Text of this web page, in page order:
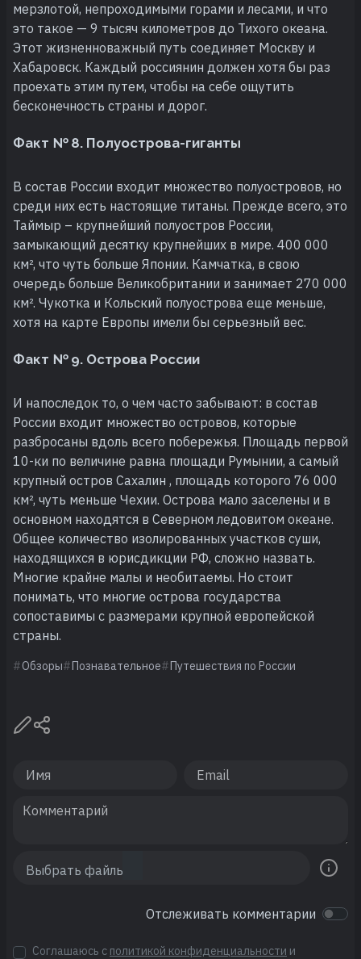
мерзлотой, непроходимыми горами и лесами, и что
это такое — 9 тысяч километров до Тихого океана.
Этот жизненноважный путь соединяет Москву и
Хабаровск. Каждый россиянин должен хотя бы раз
проехать этим путем, чтобы на себе ощутить
бесконечность страны и дорог.
Факт № 8. Полуострова-гиганты
В состав России входит множество полуостровов, но
среди них есть настоящие титаны. Прежде всего, это
Таймыр – крупнейший полуостров России,
замыкающий десятку крупнейших в мире. 400 000
км², что чуть больше Японии. Камчатка, в свою
очередь больше Великобритании и занимает 270 000
км². Чукотка и Кольский полуострова еще меньше,
хотя на карте Европы имели бы серьезный вес.
Факт № 9. Острова России
И напоследок то, о чем часто забывают: в состав
России входит множество островов, которые
разбросаны вдоль всего побережья. Площадь первой
10-ки по величине равна площади Румынии, а самый
крупный остров Сахалин , площадь которого 76 000
км², чуть меньше Чехии. Острова мало заселены и в
основном находятся в Северном ледовитом океане.
Общее количество изолированных участков суши,
находящихся в юрисдикции РФ, сложно назвать.
Многие крайне малы и необитаемы. Но стоит
понимать, что многие острова государства
сопоставимы с размерами крупной европейской
страны.
Обзоры Познавательное Путешествия по России
Отслеживать комментарии
Соглашаюсь с политикой конфиденциальности и